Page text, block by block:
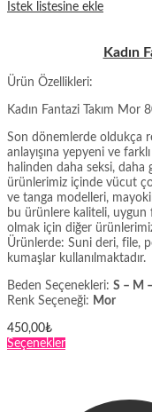
İstek listesine ekle
Kadın
Ürün Özellikleri:
Kadın Fantazi Takım Mor
Son dönemlerde oldukça
anlayışına yepyeni ve
halinden daha seksi,
ürünlerimiz içinde vücut
ve tanga modelleri,
bu ürünlere kaliteli, uygun
olmak için diğer
Ürünlerde: Suni deri, file,
kumaşlar kullanılmaktadır.
Beden Seçenekleri: S – M
Renk Seçeneği: Mor
450,00₺
SeçeneklerBu
varyasyonu